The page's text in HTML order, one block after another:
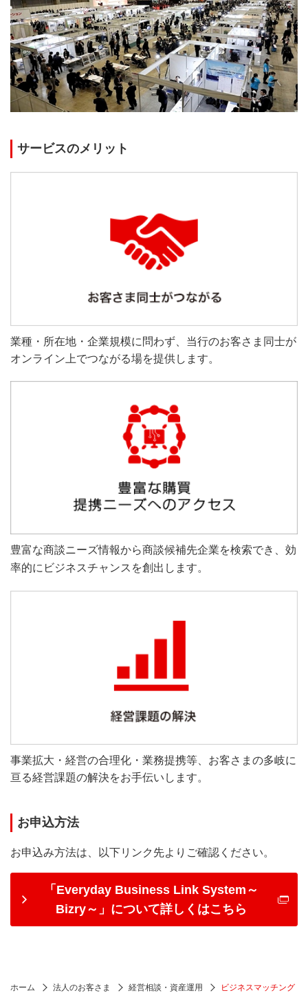
サービスのメリット
業種・所在地・企業規模に問わず、当行のお客さま同士が
オンライン上でつながる場を提供します。
豊富な商談ニーズ情報から商談候補先企業を検索でき、効
率的にビジネスチャンスを創出します。
事業拡大・経営の合理化・業務提携等、お客さまの多岐に
亘る経営課題の解決をお手伝いします。
お申込方法
お申込み方法は、以下リンク先よりご確認ください。
「Everyday Business Link System～
Bizry～」について詳しくはこちら
ホーム 法人のお客さま 経営相談・資産運用 ビジネスマッチング